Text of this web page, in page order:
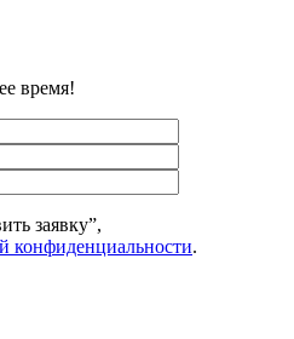
время!
заявку”,
конфиденциальности.